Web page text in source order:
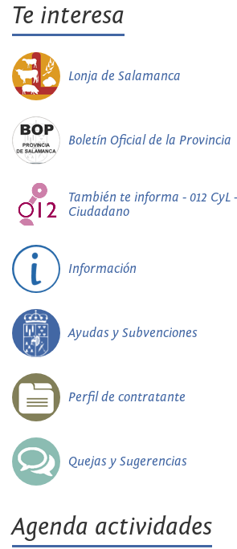
Te interesa
Lonja de Salamanca
Boletín Oficial de la Provincia
También te informa - 012 CyL
Ciudadano
Información
Ayudas y Subvenciones
Perfil de contratante
Quejas y Sugerencias
Agenda actividades